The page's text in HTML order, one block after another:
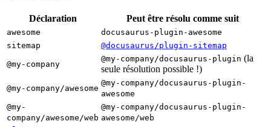
Déclaration Peut être résolu comme suit
awesome
docusaurus-plugin-awesome
sitemap
@docusaurus/plugin-sitemap
@my-company
@my-company/docusaurus-plugin (la
seule résolution possible !)
@my-company/awesome
@my-company/docusaurus-plugin-
awesome
@my-
company/awesome/web
@my-company/docusaurus-plugin-
awesome/web